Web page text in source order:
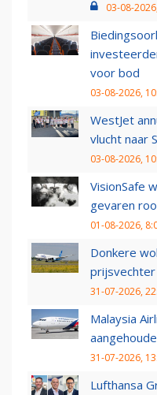
03-08-
voor bod
03-08-2026,
WestJet
vlucht naar
03-08-2026,
VisionSafe
gevaren
01-08-2026,
Donkere
31-07-2026,
Malaysia
31-07-2026,
Lufthansa